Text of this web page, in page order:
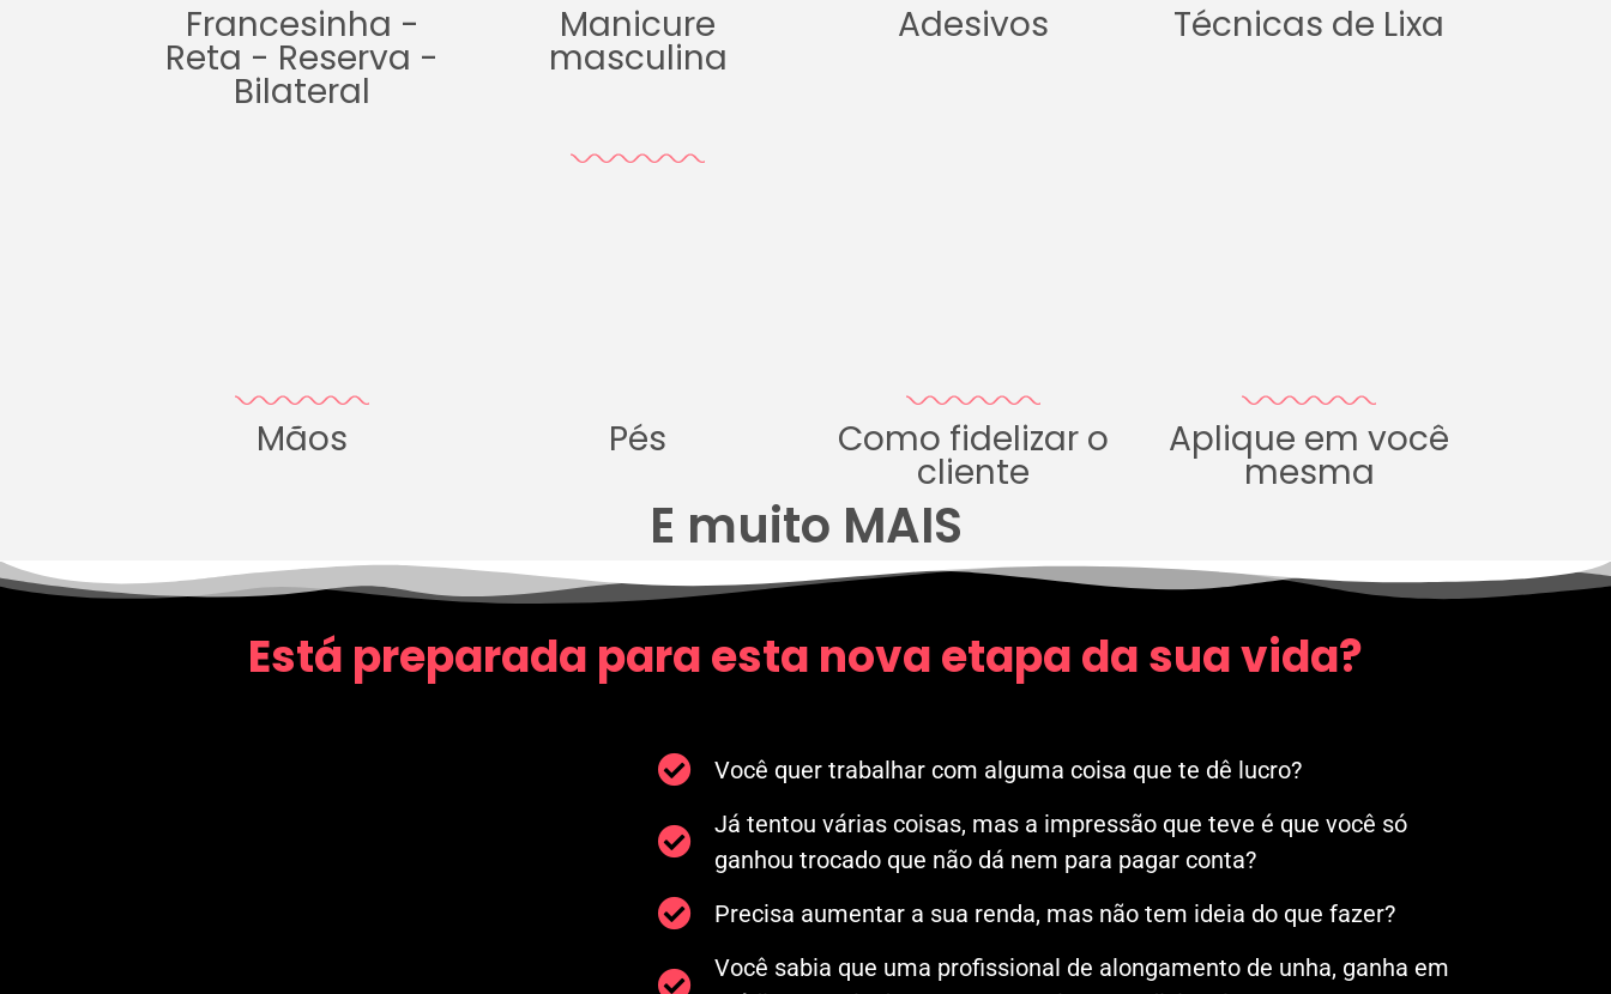
Francesinha -
Reta - Reserva -
Bilateral
Manicure
masculina
Adesivos Técnicas de Lixa
Mãos Pés Como fidelizar o
cliente
Aplique em você
mesma
E muito MAIS
Está preparada para esta nova etapa da sua vida?
Você quer trabalhar com alguma coisa que te dê lucro?
Já tentou várias coisas, mas a impressão que teve é que você só
ganhou trocado que não dá nem para pagar conta?
Precisa aumentar a sua renda, mas não tem ideia do que fazer?
Você sabia que uma profissional de alongamento de unha, ganha em